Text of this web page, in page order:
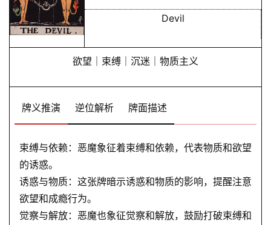
Devil
欲望｜束缚｜沉迷｜物质主义
牌义推演 逆位解析 牌面描述
束缚与依赖：恶魔象征着束缚和依赖，代表物质和欲望
的诱惑。
诱惑与物质：这张牌暗示诱惑和物质的影响，提醒注意
欲望和成瘾行为。
觉察与解放：恶魔也象征觉察和解放，鼓励打破束缚和